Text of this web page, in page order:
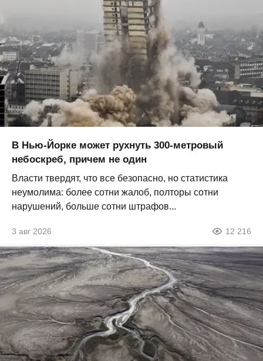
В Нью-Йорке может рухнуть 300-метровый
небоскреб, причем не один
Власти твердят, что все безопасно, но статистика
неумолима: более сотни жалоб, полторы сотни
нарушений, больше сотни штрафов...
3 авг 2026 12 216